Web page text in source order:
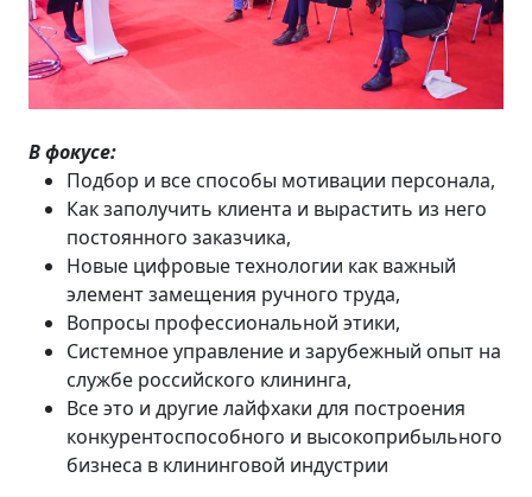
В фокусе:
Подбор и все способы мотивации персонала,
Как заполучить клиента и вырастить из него
постоянного заказчика,
Новые цифровые технологии как важный
элемент замещения ручного труда,
Вопросы профессиональной этики,
Системное управление и зарубежный опыт на
службе российского клининга,
Все это и другие лайфхаки для построения
конкурентоспособного и высокоприбыльного
бизнеса в клининговой индустрии